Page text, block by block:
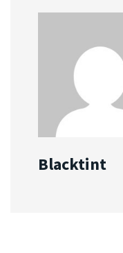
Blacktint